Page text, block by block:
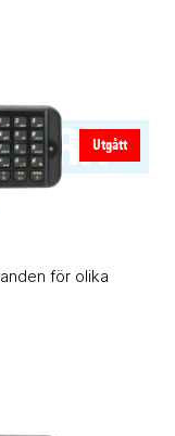
Utgått
för olika